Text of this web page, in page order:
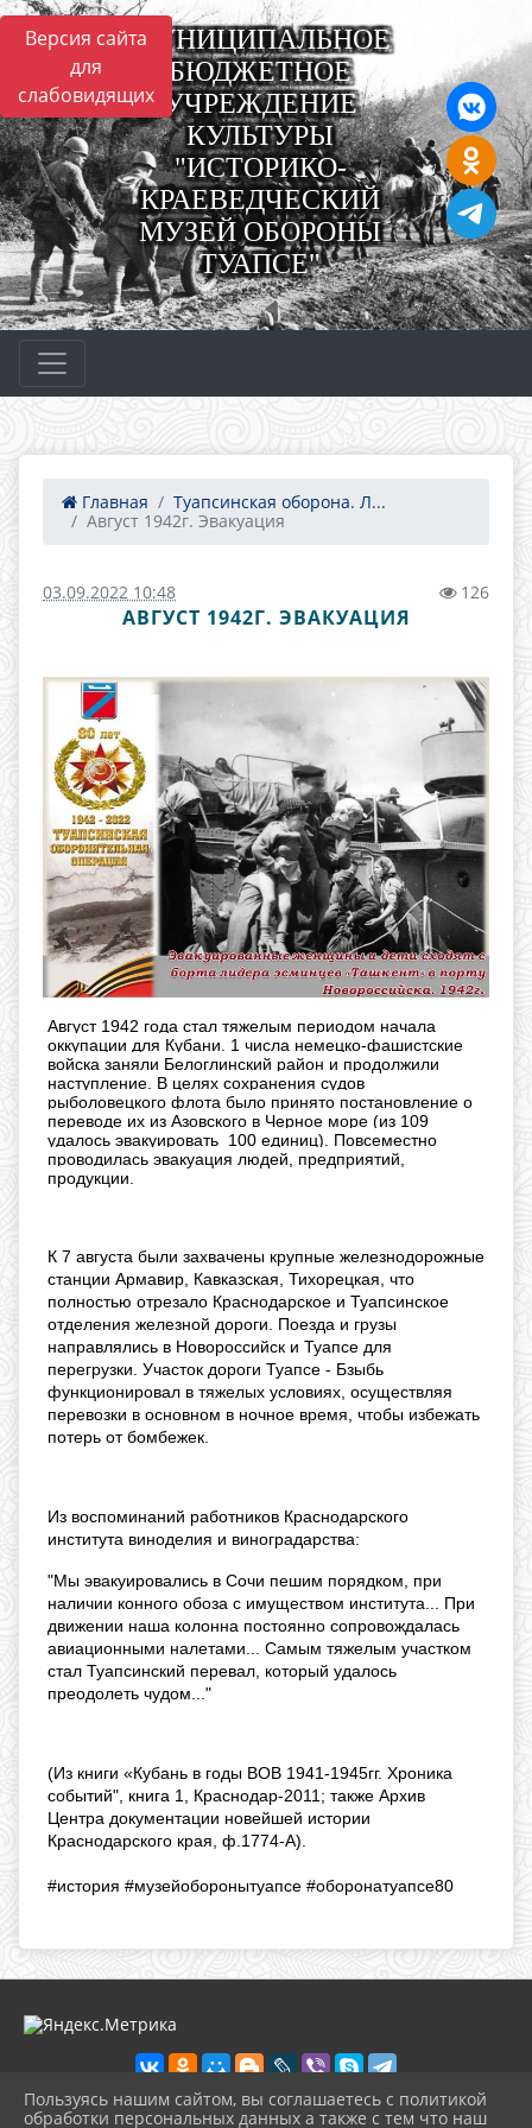
Версия сайта
для
слабовидящих
МУНИЦИПАЛЬНОЕ
БЮДЖЕТНОЕ
УЧРЕЖДЕНИЕ
КУЛЬТУРЫ
"ИСТОРИКО-
КРАЕВЕДЧЕСКИЙ
МУЗЕЙ ОБОРОНЫ
ТУАПСЕ"
Главная
Туапсинская оборона. Л...
Август 1942г. Эвакуация
03.09.2022 10:48 126
АВГУСТ 1942Г. ЭВАКУАЦИЯ
Август 1942 года стал тяжелым периодом начала
оккупации для Кубани. 1 числа немецко-фашистские
войска заняли Белоглинский район и продолжили
наступление. В целях сохранения судов
рыболовецкого флота было принято постановление о
переводе их из Азовского в Черное море (из 109
удалось эвакуировать 100 единиц). Повсеместно
проводилась эвакуация людей, предприятий,
продукции.
К 7 августа были захвачены крупные железнодорожные
станции Армавир, Кавказская, Тихорецкая, что
полностью отрезало Краснодарское и Туапсинское
отделения железной дороги. Поезда и грузы
направлялись в Новороссийск и Туапсе для
перегрузки. Участок дороги Туапсе - Бзыбь
функционировал в тяжелых условиях, осуществляя
перевозки в основном в ночное время, чтобы избежать
потерь от бомбежек.
Из воспоминаний работников Краснодарского
института виноделия и виноградарства:
"Мы эвакуировались в Сочи пешим порядком, при
наличии конного обоза с имуществом института... При
движении наша колонна постоянно сопровождалась
авиационными налетами... Самым тяжелым участком
стал Туапсинский перевал, который удалось
преодолеть чудом..."
(Из книги «Кубань в годы ВОВ 1941-1945гг. Хроника
событий", книга 1, Краснодар-2011; также Архив
Центра документации новейшей истории
Краснодарского края, ф.1774-А).
#история #музейоборонытуапсе #оборонатуапсе80
Пользуясь нашим сайтом, вы соглашаетесь с политикой
обработки персональных данных а также с тем что наш